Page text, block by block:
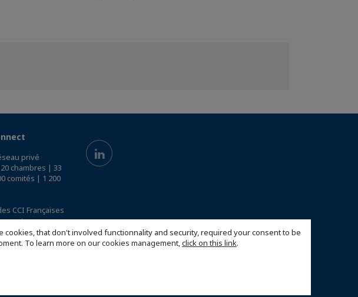
that don't involved functionnality and security, required your consent to be
To learn more on our cookies management,click on this link.
privé
chambres | 33
comités | 1 200
CCI Françaises
.